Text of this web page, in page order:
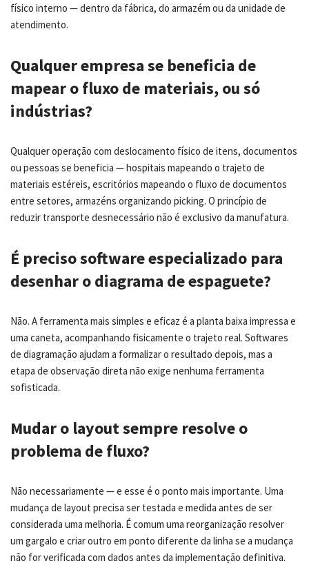
físico interno — dentro da fábrica, do armazém ou da unidade de
atendimento.
Qualquer empresa se beneficia de
mapear o fluxo de materiais, ou só
indústrias?
Qualquer operação com deslocamento físico de itens, documentos
ou pessoas se beneficia — hospitais mapeando o trajeto de
materiais estéreis, escritórios mapeando o fluxo de documentos
entre setores, armazéns organizando picking. O princípio de
reduzir transporte desnecessário não é exclusivo da manufatura.
É preciso software especializado para
desenhar o diagrama de espaguete?
Não. A ferramenta mais simples e eficaz é a planta baixa impressa e
uma caneta, acompanhando fisicamente o trajeto real. Softwares
de diagramação ajudam a formalizar o resultado depois, mas a
etapa de observação direta não exige nenhuma ferramenta
sofisticada.
Mudar o layout sempre resolve o
problema de fluxo?
Não necessariamente — e esse é o ponto mais importante. Uma
mudança de layout precisa ser testada e medida antes de ser
considerada uma melhoria. É comum uma reorganização resolver
um gargalo e criar outro em ponto diferente da linha se a mudança
não for verificada com dados antes da implementação definitiva.